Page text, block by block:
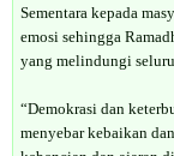
Sementara kepada
emosi sehingga
yang melindungi
“Demokrasi dan
menyebar kebaikan